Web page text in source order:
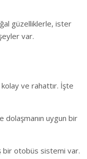
güzelliklerle, ister
var.
ve rahattır. İşte
dolaşmanın uygun bir
bir otobüs sistemi var.